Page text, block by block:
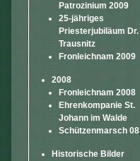
Patrozinium 2009
25-jähriges
Priesterjubiläum Dr.
Trausnitz
Fronleichnam 2009
2008
Fronleichnam 2008
Ehrenkompanie St.
Johann im Walde
Schützenmarsch 08
Historische Bilder